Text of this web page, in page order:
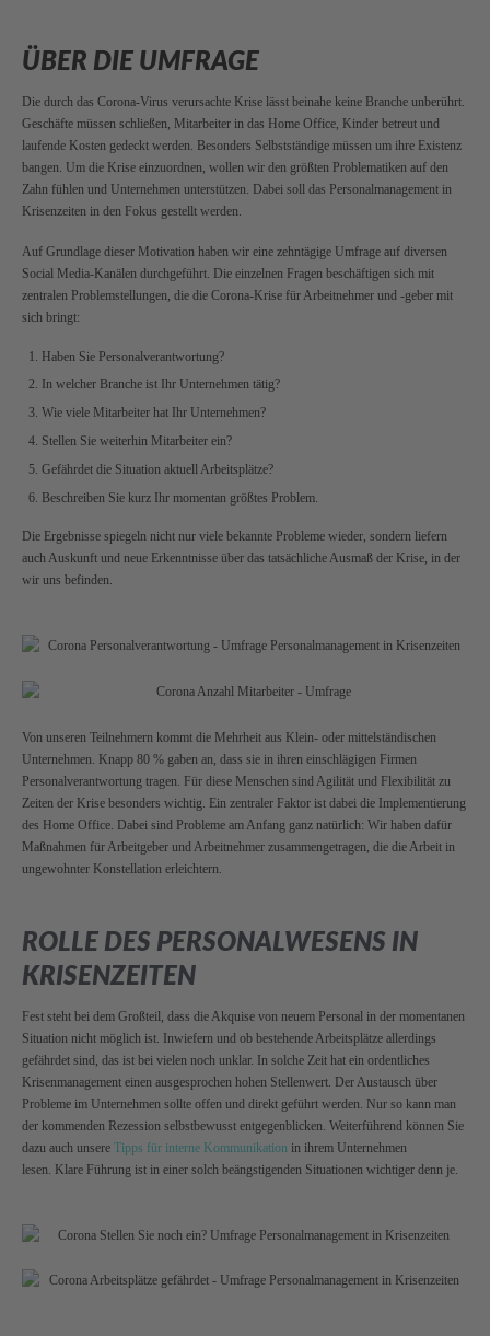
ÜBER DIE UMFRAGE
Die durch das Corona-Virus verursachte Krise lässt beinahe keine Branche unberührt.
Geschäfte müssen schließen, Mitarbeiter in das Home Office, Kinder betreut und
laufende Kosten gedeckt werden. Besonders Selbstständige müssen um ihre Existenz
bangen. Um die Krise einzuordnen, wollen wir den größten Problematiken auf den
Zahn fühlen und Unternehmen unterstützen. Dabei soll das Personalmanagement in
Krisenzeiten in den Fokus gestellt werden.
Auf Grundlage dieser Motivation haben wir eine zehntägige Umfrage auf diversen
Social Media-Kanälen durchgeführt. Die einzelnen Fragen beschäftigen sich mit
zentralen Problemstellungen, die die Corona-Krise für Arbeitnehmer und -geber mit
sich bringt:
Haben Sie Personalverantwortung?
In welcher Branche ist Ihr Unternehmen tätig?
Wie viele Mitarbeiter hat Ihr Unternehmen?
Stellen Sie weiterhin Mitarbeiter ein?
Gefährdet die Situation aktuell Arbeitsplätze?
Beschreiben Sie kurz Ihr momentan größtes Problem.
Die Ergebnisse spiegeln nicht nur viele bekannte Probleme wieder, sondern liefern
auch Auskunft und neue Erkenntnisse über das tatsächliche Ausmaß der Krise, in der
wir uns befinden.
Von unseren Teilnehmern kommt die Mehrheit aus Klein- oder mittelständischen
Unternehmen. Knapp 80 % gaben an, dass sie in ihren einschlägigen Firmen
Personalverantwortung tragen. Für diese Menschen sind Agilität und Flexibilität zu
Zeiten der Krise besonders wichtig. Ein zentraler Faktor ist dabei die Implementierung
des Home Office. Dabei sind Probleme am Anfang ganz natürlich: Wir haben dafür
Maßnahmen für Arbeitgeber und Arbeitnehmer zusammengetragen, die die Arbeit in
ungewohnter Konstellation erleichtern.
ROLLE DES PERSONALWESENS IN
KRISENZEITEN
Fest steht bei dem Großteil, dass die Akquise von neuem Personal in der momentanen
Situation nicht möglich ist. Inwiefern und ob bestehende Arbeitsplätze allerdings
gefährdet sind, das ist bei vielen noch unklar. In solche Zeit hat ein ordentliches
Krisenmanagement einen ausgesprochen hohen Stellenwert. Der Austausch über
Probleme im Unternehmen sollte offen und direkt geführt werden. Nur so kann man
der kommenden Rezession selbstbewusst entgegenblicken. Weiterführend können Sie
dazu auch unsere Tipps für interne Kommunikation in ihrem Unternehmen
lesen. Klare Führung ist in einer solch beängstigenden Situationen wichtiger denn je.